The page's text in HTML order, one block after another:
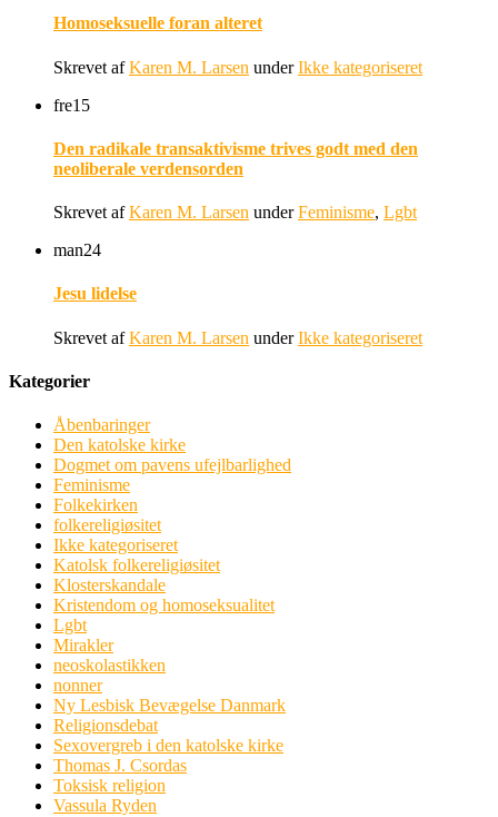
Homoseksuelle foran alteret
Skrevet afKaren M. Larsen underIkke kategoriseret
fre15
Den radikale transaktivisme trives godt med den
neoliberale verdensorden
Skrevet afKaren M. Larsen underFeminisme, Lgbt
man24
Jesu lidelse
Skrevet afKaren M. Larsen underIkke kategoriseret
Kategorier
Åbenbaringer
Den katolske kirke
Dogmet om pavens ufejlbarlighed
Feminisme
Folkekirken
folkereligiøsitet
Ikke kategoriseret
Katolsk folkereligiøsitet
Klosterskandale
Kristendom og homoseksualitet
Lgbt
Mirakler
neoskolastikken
nonner
Ny Lesbisk Bevægelse Danmark
Religionsdebat
Sexovergreb i den katolske kirke
Thomas J. Csordas
Toksisk religion
Vassula Ryden